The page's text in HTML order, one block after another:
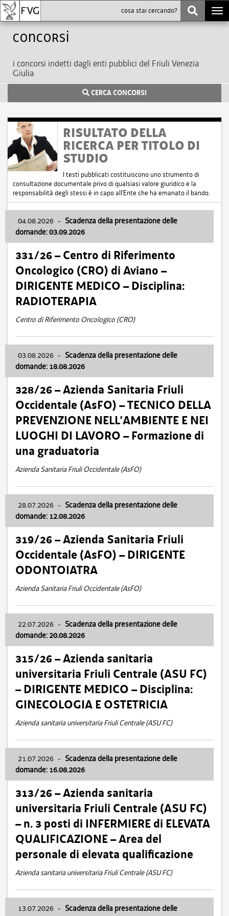
Concorsi
i concorsi indetti dagli enti pubblici del Friuli Venezia
Giulia
CERCA CONCORSI
RISULTATO DELLA
RICERCA PER TITOLO DI
STUDIO
I testi pubblicati costituiscono uno strumento di
consultazione documentale privo di qualsiasi valore giuridico e la
responsabilità degli stessi è in capo all'Ente che ha emanato il bando.
04.08.2026 - Scadenza della presentazione delle
domande: 03.09.2026
331/26 – Centro di Riferimento
Oncologico (CRO) di Aviano –
DIRIGENTE MEDICO – Disciplina:
RADIOTERAPIA
Centro di Riferimento Oncologico (CRO)
03.08.2026 - Scadenza della presentazione delle
domande: 18.08.2026
328/26 – Azienda Sanitaria Friuli
Occidentale (AsFO) – TECNICO DELLA
PREVENZIONE NELL’AMBIENTE E NEI
LUOGHI DI LAVORO – Formazione di
una graduatoria
Azienda Sanitaria Friuli Occidentale (AsFO)
28.07.2026 - Scadenza della presentazione delle
domande: 12.08.2026
319/26 – Azienda Sanitaria Friuli
Occidentale (AsFO) – DIRIGENTE
ODONTOIATRA
Azienda Sanitaria Friuli Occidentale (AsFO)
22.07.2026 - Scadenza della presentazione delle
domande: 20.08.2026
315/26 – Azienda sanitaria
universitaria Friuli Centrale (ASU FC)
– DIRIGENTE MEDICO – Disciplina:
GINECOLOGIA E OSTETRICIA
Azienda sanitaria universitaria Friuli Centrale (ASU FC)
21.07.2026 - Scadenza della presentazione delle
domande: 16.08.2026
313/26 – Azienda sanitaria
universitaria Friuli Centrale (ASU FC)
– n. 3 posti di INFERMIERE di ELEVATA
QUALIFICAZIONE – Area del
personale di elevata qualificazione
Azienda sanitaria universitaria Friuli Centrale (ASU FC)
13.07.2026 - Scadenza della presentazione delle